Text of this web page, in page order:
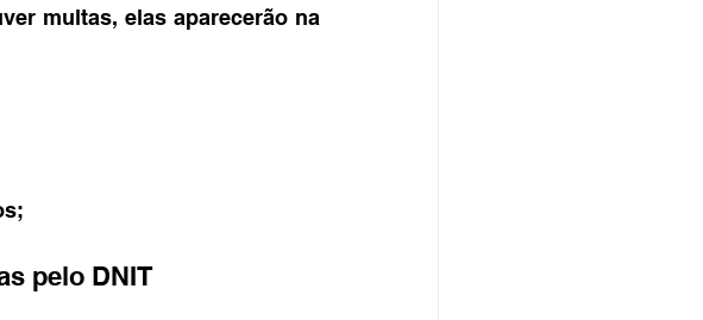
multas, elas aparecerão na
pelo DNIT